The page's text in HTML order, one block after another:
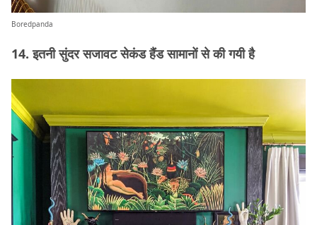
Boredpanda
14. इतनी सुंदर सजावट सेकंड हैंड सामानों से की गयी है